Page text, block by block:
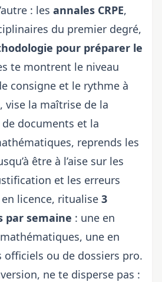
: les annales CRPE,
du premier degré,
pour préparer le
te montrent le niveau
consigne et le rythme à
vise la maîtrise de la
de documents et la
reprends les
être à l’aise sur les
et les erreurs
en licence, ritualise 3
par semaine : une en
une en
officiels ou de dossiers pro.
ne te disperse pas :